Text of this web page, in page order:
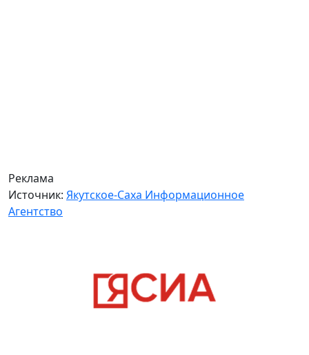
Реклама
Источник: Якутское-Саха Информационное
Агентство